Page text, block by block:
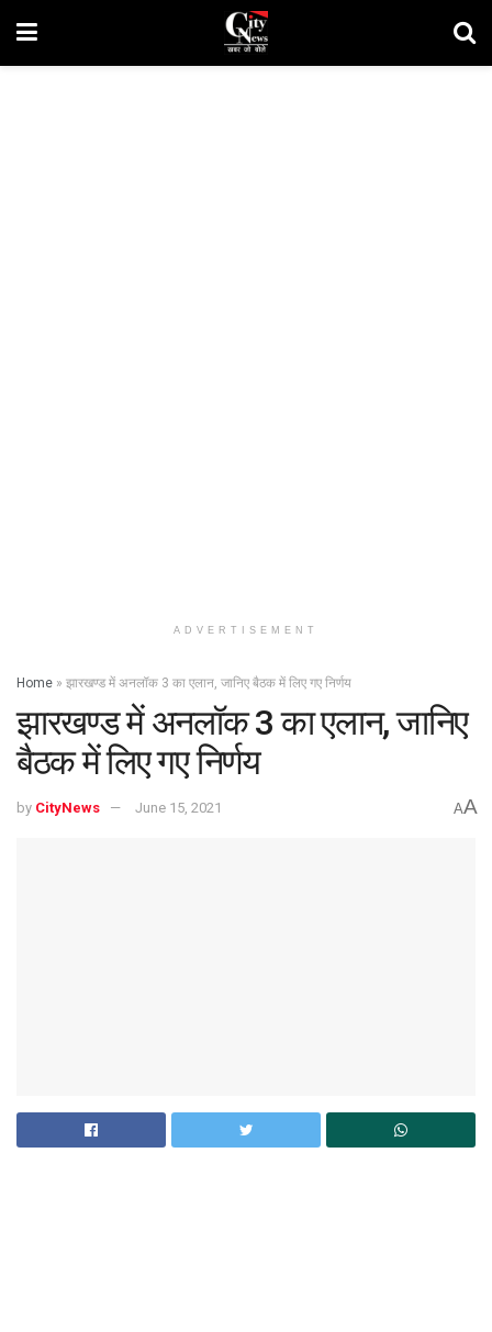
ADVERTISEMENT
Home » झारखण्ड में अनलॉक 3 का एलान, जानिए बैठक में लिए गए निर्णय
झारखण्ड में अनलॉक 3 का एलान, जानिए
बैठक में लिए गए निर्णय
by CityNews June 15, 2021 AA